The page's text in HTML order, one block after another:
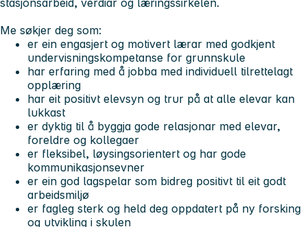
Me søkjer deg som:
er ein engasjert og motivert lærar med godkjent
undervisningskompetanse for grunnskule
har erfaring med å jobba med individuell tilrettelagt
opplæring
har eit positivt elevsyn og trur på at alle elevar kan
lukkast
er dyktig til å byggja gode relasjonar med elevar,
foreldre og kollegaer
er fleksibel, løysingsorientert og har gode
kommunikasjonsevner
er ein god lagspelar som bidreg positivt til eit godt
arbeidsmiljø
er fagleg sterk og held deg oppdatert på ny forsking
og utvikling i skulen